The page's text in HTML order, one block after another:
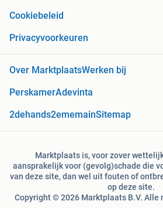
Cookiebeleid
Privacyvoorkeuren
Over MarktplaatsWerken bij
PerskamerAdevinta
2dehands2ememainSitemap
Marktplaats is, voor zover
aansprakelijk voor (gevolg)schade die
van deze site, dan wel uit fouten of
op deze site.
Copyright © 2026 Marktplaats B.V. Alle